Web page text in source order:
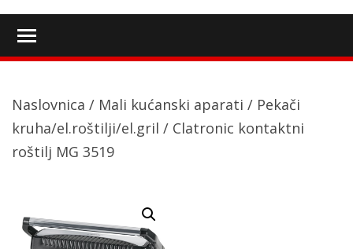
Naslovnica / Mali kućanski aparati / Pekači
kruha/el.roštilji/el.gril / Clatronic kontaktni
roštilj MG 3519